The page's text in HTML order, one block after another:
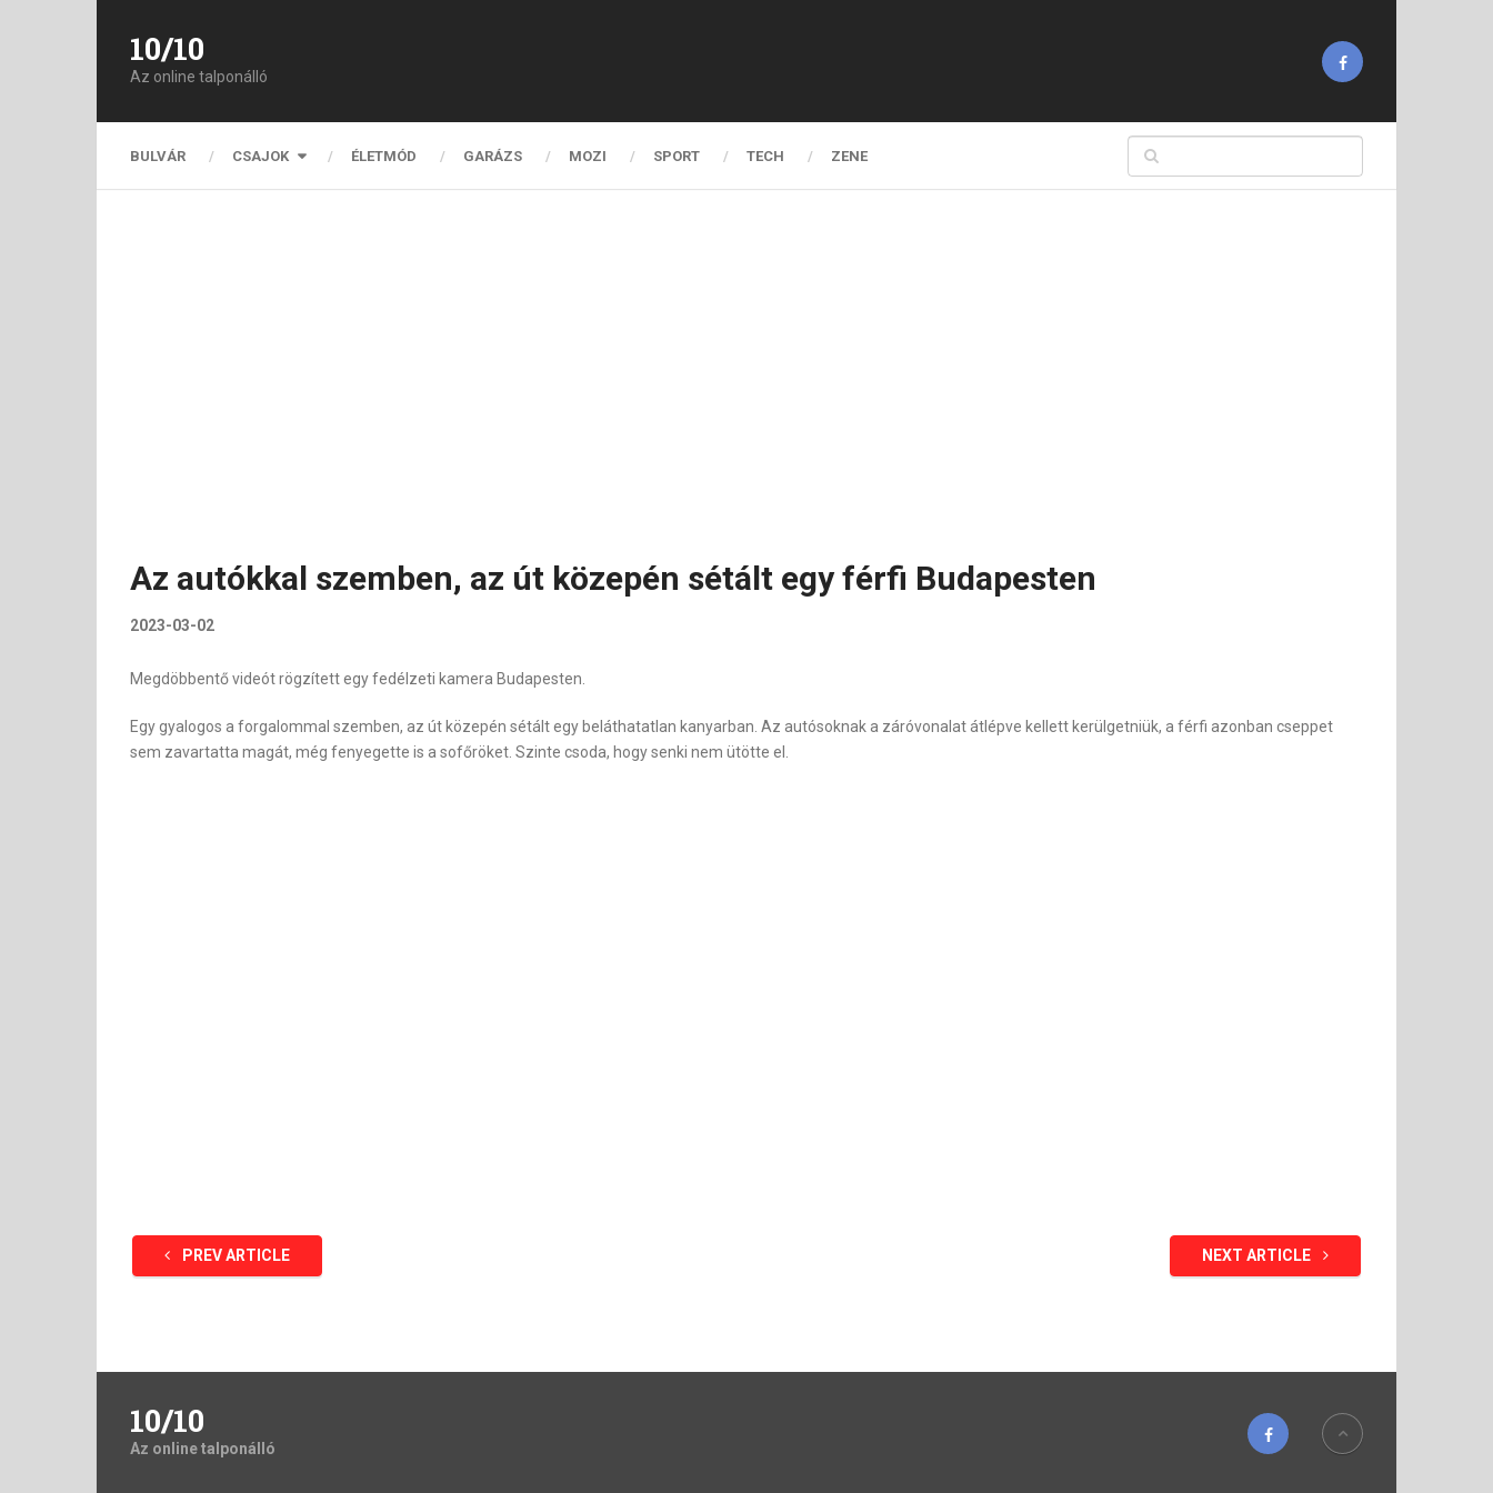
10/10
Az online talponálló
BULVÁR CSAJOK ÉLETMÓD GARÁZS MOZI SPORT TECH ZENE
Az autókkal szemben, az út közepén sétált egy férfi Budapesten
2023-03-02
Megdöbbentő videót rögzített egy fedélzeti kamera Budapesten.
Egy gyalogos a forgalommal szemben, az út közepén sétált egy beláthatatlan kanyarban. Az autósoknak a záróvonalat átlépve kellett kerülgetniük, a férfi azonban cseppet
sem zavartatta magát, még fenyegette is a sofőröket. Szinte csoda, hogy senki nem ütötte el.
PREV ARTICLE NEXT ARTICLE
10/10
Az online talponálló